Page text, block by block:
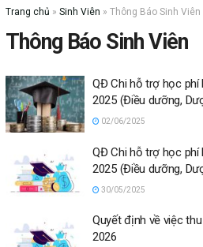
Trang chủ » Sinh Viên » Thông Báo Sinh Viên
Thông Báo Sinh Viên
QĐ Chi hỗ trợ học
2025 (Điều dưỡng,
02/06/2025
QĐ Chi hỗ trợ học
2025 (Điều dưỡng,
30/05/2025
Quyết định về việc
2026